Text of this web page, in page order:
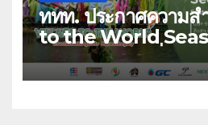
ททท. ประกาศความส
to the World
พันธมิตร ขับเคลื่อน
สืบสานพระราชปณิธ